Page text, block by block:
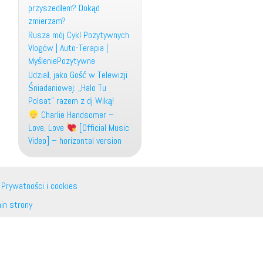
przyszedłem? Dokąd
zmierzam?
Rusza mój Cykl Pozytywnych
Vlogów | Auto-Terapia |
MyśleniePozytywne
Udział, jako Gość w Telewizji
Śniadaniowej: „Halo Tu
Polsat” razem z dj Wiką!
Charlie Handsomer –
Love, Love
[Official Music
Video] – horizontal version
i cookies
strony